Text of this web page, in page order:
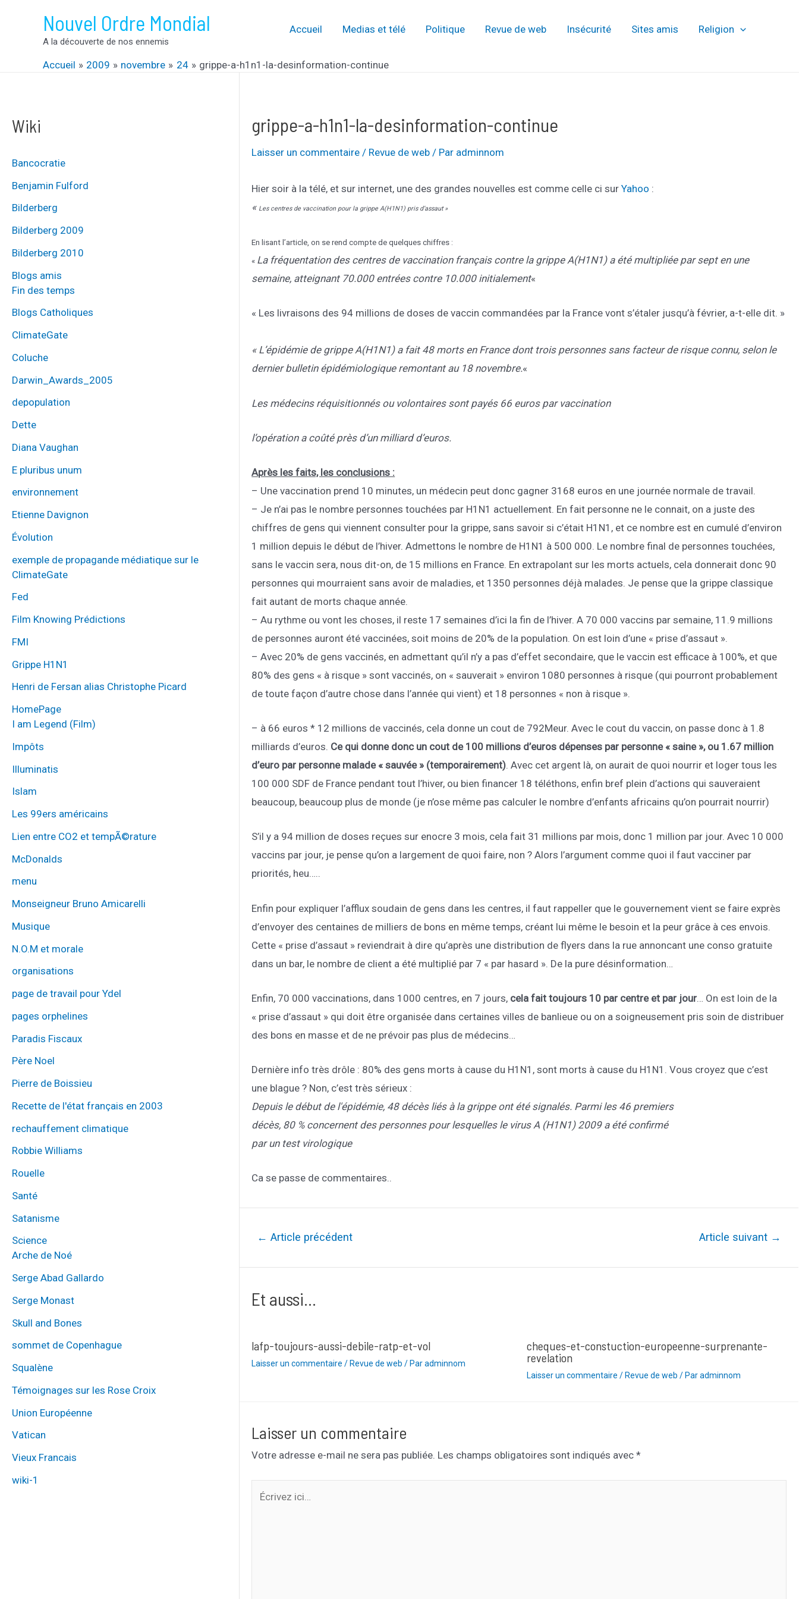
Nouvel Ordre Mondial
A la découverte de nos ennemis
Accueil Medias et télé Politique Revue de web Insécurité Sites amis Religion
Accueil 2009 novembre 24 grippe-a-h1n1-la-desinformation-continue
Wiki
Bancocratie
Benjamin Fulford
Bilderberg
Bilderberg 2009
Bilderberg 2010
Blogs amis
Fin des temps
Blogs Catholiques
ClimateGate
Coluche
Darwin_Awards_2005
depopulation
Dette
Diana Vaughan
E pluribus unum
environnement
Etienne Davignon
Évolution
exemple de propagande médiatique sur le
ClimateGate
Fed
Film Knowing Prédictions
FMI
Grippe H1N1
Henri de Fersan alias Christophe Picard
HomePage
I am Legend (Film)
Impôts
Illuminatis
Islam
Les 99ers américains
Lien entre CO2 et tempÃ©rature
McDonalds
menu
Monseigneur Bruno Amicarelli
Musique
N.O.M et morale
organisations
page de travail pour Ydel
pages orphelines
Paradis Fiscaux
Père Noel
Pierre de Boissieu
Recette de l'état français en 2003
rechauffement climatique
Robbie Williams
Rouelle
Santé
Satanisme
Science
Arche de Noé
Serge Abad Gallardo
Serge Monast
Skull and Bones
sommet de Copenhague
Squalène
Témoignages sur les Rose Croix
Union Européenne
Vatican
Vieux Francais
wiki-1
grippe-a-h1n1-la-desinformation-continue
Laisser un commentaire / Revue de web / Par adminnom
Hier soir à la télé, et sur internet, une des grandes nouvelles est comme celle ci surYahoo :
« Les centres de vaccination pour la grippe A(H1N1) pris d’assaut »
En lisant l’article, on se rend compte de quelques chiffres :
« La fréquentation des centres de vaccination français contre la grippe A(H1N1) a été multipliée par sept en une
semaine, atteignant 70.000 entrées contre 10.000 initialement«
« Les livraisons des 94 millions de doses de vaccin commandées par la France vont s’étaler jusqu’à février, a-t-elle dit. »
« L’épidémie de grippe A(H1N1) a fait 48 morts en France dont trois personnes sans facteur de risque connu, selon le
dernier bulletin épidémiologique remontant au 18 novembre.«
Les médecins réquisitionnés ou volontaires sont payés 66 euros par vaccination
l’opération a coûté près d’un milliard d’euros.
Après les faits, les conclusions :
– Une vaccination prend 10 minutes, un médecin peut donc gagner 3168 euros en une journée normale de travail.
– Je n’ai pas le nombre personnes touchées par H1N1 actuellement. En fait personne ne le connait, on a juste des
chiffres de gens qui viennent consulter pour la grippe, sans savoir si c’était H1N1, et ce nombre est en cumulé d’environ
1 million depuis le début de l’hiver. Admettons le nombre de H1N1 à 500 000. Le nombre final de personnes touchées,
sans le vaccin sera, nous dit-on, de 15 millions en France. En extrapolant sur les morts actuels, cela donnerait donc 90
personnes qui mourraient sans avoir de maladies, et 1350 personnes déjà malades. Je pense que la grippe classique
fait autant de morts chaque année.
– Au rythme ou vont les choses, il reste 17 semaines d’ici la fin de l’hiver. A 70 000 vaccins par semaine, 11.9 millions
de personnes auront été vaccinées, soit moins de 20% de la population. On est loin d’une « prise d’assaut ».
– Avec 20% de gens vaccinés, en admettant qu’il n’y a pas d’effet secondaire, que le vaccin est efficace à 100%, et que
80% des gens « à risque » sont vaccinés, on « sauverait » environ 1080 personnes à risque (qui pourront probablement
de toute façon d’autre chose dans l’année qui vient) et 18 personnes « non à risque ».
– à 66 euros * 12 millions de vaccinés, cela donne un cout de 792Meur. Avec le cout du vaccin, on passe donc à 1.8
milliards d’euros. Ce qui donne donc un cout de 100 millions d’euros dépenses par personne « saine », ou 1.67 million
d’euro par personne malade « sauvée » (temporairement). Avec cet argent là, on aurait de quoi nourrir et loger tous les
100 000 SDF de France pendant tout l’hiver, ou bien financer 18 téléthons, enfin bref plein d’actions qui sauveraient
beaucoup, beaucoup plus de monde (je n’ose même pas calculer le nombre d’enfants africains qu’on pourrait nourrir)
S’il y a 94 million de doses reçues sur enocre 3 mois, cela fait 31 millions par mois, donc 1 million par jour. Avec 10 000
vaccins par jour, je pense qu’on a largement de quoi faire, non ? Alors l’argument comme quoi il faut vacciner par
priorités, heu…..
Enfin pour expliquer l’afflux soudain de gens dans les centres, il faut rappeller que le gouvernement vient se faire exprès
d’envoyer des centaines de milliers de bons en même temps, créant lui même le besoin et la peur grâce à ces envois.
Cette « prise d’assaut » reviendrait à dire qu’après une distribution de flyers dans la rue annoncant une conso gratuite
dans un bar, le nombre de client a été multiplié par 7 « par hasard ». De la pure désinformation…
Enfin, 70 000 vaccinations, dans 1000 centres, en 7 jours, cela fait toujours 10 par centre et par jour… On est loin de la
« prise d’assaut » qui doit être organisée dans certaines villes de banlieue ou on a soigneusement pris soin de distribuer
des bons en masse et de ne prévoir pas plus de médecins…
Dernière info très drôle : 80% des gens morts à cause du H1N1, sont morts à cause du H1N1. Vous croyez que c’est
une blague ? Non, c’est très sérieux :
Depuis le début de l'épidémie, 48 décès liés à la grippe ont été signalés. Parmi les 46 premiers
décès, 80 % concernent des personnes pour lesquelles le virus A (H1N1) 2009 a été confirmé
par un test virologique
Ca se passe de commentaires..
Navigation
← Article précédent Article suivant →
Et aussi...
lafp-toujours-aussi-debile-ratp-et-vol
Laisser un commentaire / Revue de web / Paradminnom
cheques-et-constuction-europeenne-surprenante-
revelation
Laisser un commentaire / Revue de web / Paradminnom
Laisser un commentaire
Votre adresse e-mail ne sera pas publiée. Les champs obligatoires sont indiqués avec*